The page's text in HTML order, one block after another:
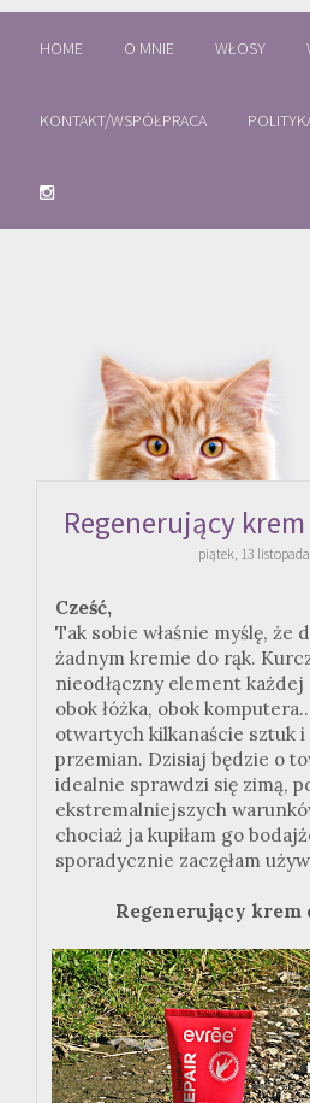
HOME O MNIE WŁOSY
KONTAKT/WSPÓŁPRACA
Regenerujący
piątek, 13
Cześć,
Tak sobie właśnie myślę, że
żadnym kremie do rąk.
nieodłączny element
obok łóżka, obok
otwartych kilkanaście sztuk i
przemian. Dzisiaj będzie o
idealnie sprawdzi się zimą,
ekstremalniejszych
chociaż ja kupiłam go
sporadycznie zaczęłam
Regenerujący krem